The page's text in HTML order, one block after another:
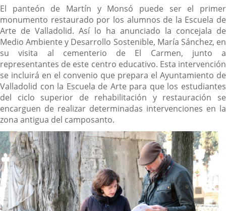
Descripción
El panteón de Martín y Monsó puede ser el primer
monumento restaurado por los alumnos de la Escuela de
Arte de Valladolid. Así lo ha anunciado la concejala de
Medio Ambiente y Desarrollo Sostenible, María Sánchez, en
su visita al cementerio de El Carmen, junto a
representantes de este centro educativo. Esta intervención
se incluirá en el convenio que prepara el Ayuntamiento de
Valladolid con la Escuela de Arte para que los estudiantes
del ciclo superior de rehabilitación y restauración se
encarguen de realizar determinadas intervenciones en la
zona antigua del camposanto.